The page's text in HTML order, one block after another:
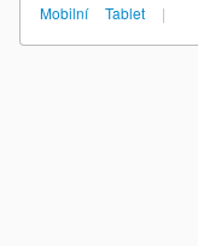
Mobilní
Tablet |